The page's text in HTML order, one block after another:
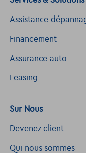
Assistance
Financement
Assurance auto
Leasing
Sur Nous
Devenez client
Qui nous sommes